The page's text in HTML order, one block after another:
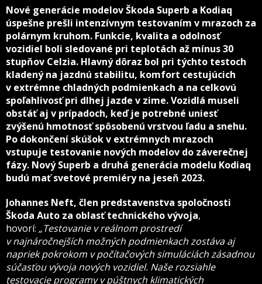
Nové generácie modelov Škoda Superb a Kodiaq
úspešne prešli intenzívnym testovaním v mrazoch za
polárnym kruhom. Funkcie, kvalita a odolnosť
vozidiel boli sledované pri teplotách až mínus 30
stupňov Celzia. Hlavný dôraz bol pri týchto testoch
kladený na jazdnú stabilitu, komfort cestujúcich
v extrémne chladných podmienkach a na celkovú
spoľahlivosť pri dlhej jazde v zime. Vozidlá museli
obstáť aj v prípadoch, keď je potrebné uniesť
zvýšenú hmotnosť spôsobenú vrstvou ľadu a snehu.
Po dokončení skúšok v extrémnych mrazoch
vstupuje testovanie nových modelov do záverečnej
fázy. Nový Superb a druhá generácia modelu Kodiaq
budú mať svetové premiéry na jeseň 2023.
Johannes Neft, člen predstavenstva spoločnosti
Škoda Auto za oblasť technického vývoja,
hovorí: „Testovanie v reálnom prostredí
v najnáročnejších možných podmienkach zostáva aj
napriek pokrokom v počítačových simuláciách zásadnou
súčasťou vývoja nových vozidiel. Naše rozsiahle
testovacie programy v púštnych klimatických